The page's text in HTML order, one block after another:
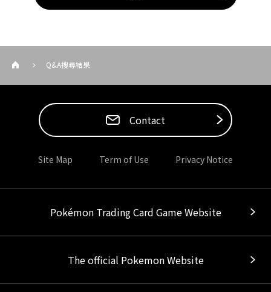
Q&A搜尋結果
Contact
Site Map Term of Use Privacy Notice
Pokémon Trading Card Game Website
The official Pokemon Website